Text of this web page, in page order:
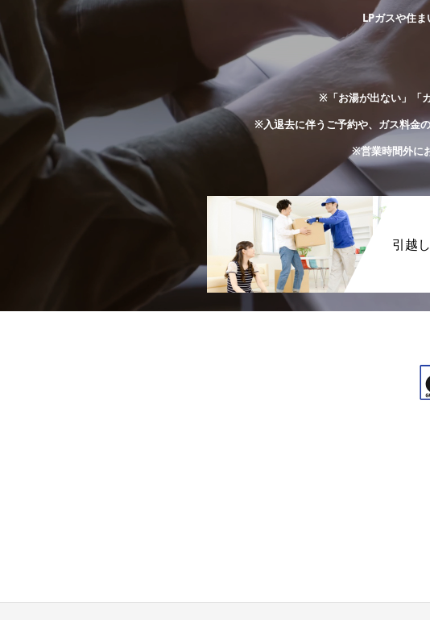
LPガスや住
※「お湯が出ない」「
※入退去に伴うご予約や、ガス料金
※営業時間外に
引越